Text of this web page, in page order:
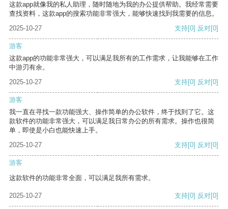
这款app就像我的私人助理，随时随地为我的办公提供帮助。我经常需要
查找资料，这款app的搜索功能非常强大，能够快速找到我需要的信息。
2025-10-27
支持[0] 反对[0]
游客
这款app的功能非常强大，可以满足我所有的工作需求，让我能够在工作
中游刃有余。
2025-10-27
支持[0] 反对[0]
游客
我一直在寻找一款功能强大、操作简单的办公软件，终于找到了它。这
款软件的功能非常强大，可以满足我日常办公的所有需求。操作也很简
单，即使是小白也能快速上手。
2025-10-27
支持[0] 反对[0]
游客
这款软件的功能非常全面，可以满足我所有需求。
2025-10-27 支持[0] 反对[0]